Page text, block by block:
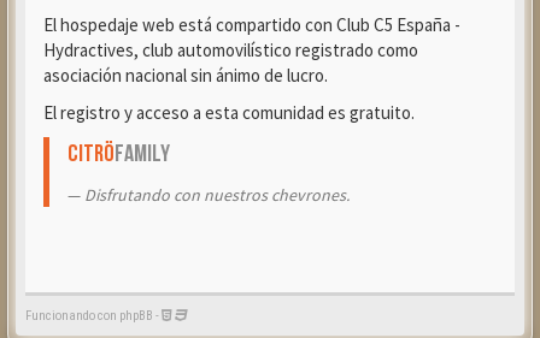
El hospedaje web está compartido con Club C5 España -
Hydractives, club automovilístico registrado como
asociación nacional sin ánimo de lucro.
El registro y acceso a esta comunidad es gratuito.
CitröFamily
Disfrutando con nuestros chevrones.
Funcionando con phpBB -